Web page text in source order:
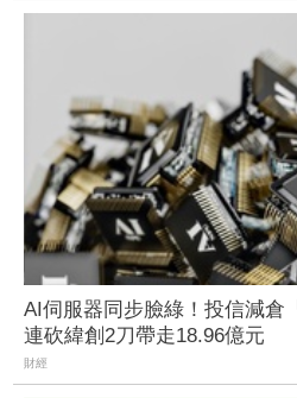
AI伺服器同步臉綠！投信減
連砍緯創2刀帶走18.96億元
財經